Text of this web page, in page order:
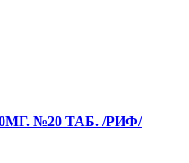
№20 ТАБ. /РИФ/